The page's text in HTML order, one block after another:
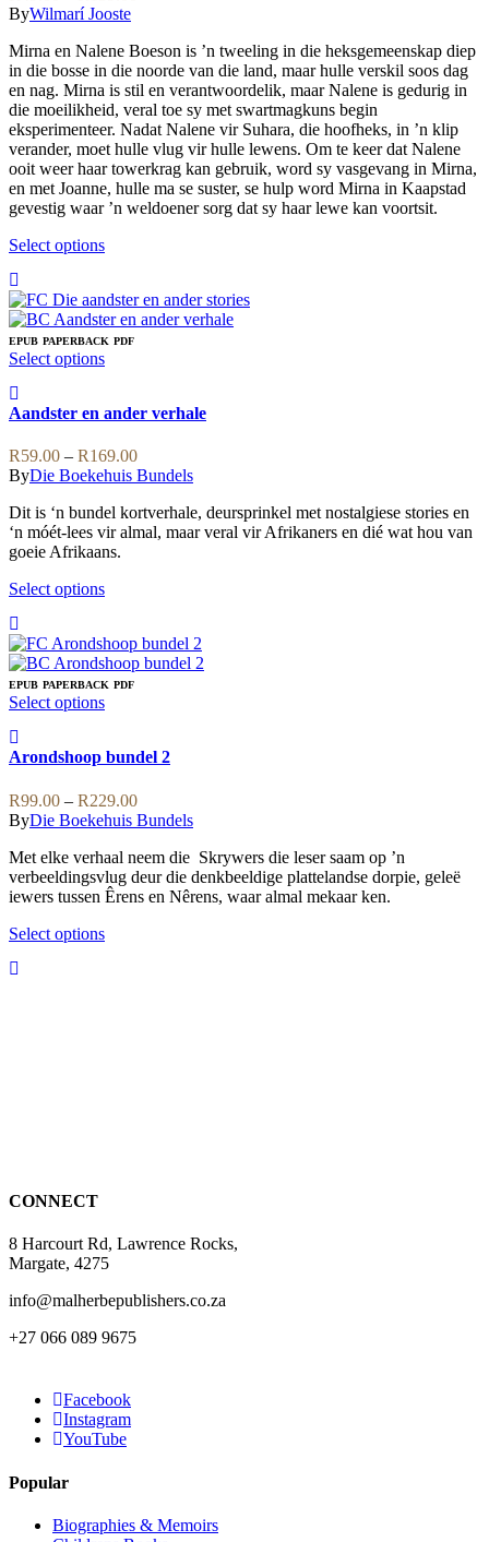
product
options
be
chosen
on
the
product
page
through
R139.00
ByWilmarí Jooste
Mirna en Nalene Boeson is ’n tweeling in die heksgemeenskap diep
in die bosse in die noorde van die land, maar hulle verskil soos dag
en nag. Mirna is stil en verantwoordelik, maar Nalene is gedurig in
die moeilikheid, veral toe sy met swartmagkuns begin
eksperimenteer. Nadat Nalene vir Suhara, die hoofheks, in ’n klip
verander, moet hulle vlug vir hulle lewens. Om te keer dat Nalene
ooit weer haar towerkrag kan gebruik, word sy vasgevang in Mirna,
en met Joanne, hulle ma se suster, se hulp word Mirna in Kaapstad
gevestig waar ’n weldoener sorg dat sy haar lewe kan voortsit.
Select optionsThis
multiple
variants.
The
options
chosen
the
product
EPUB PAPERBACK PDF
Select optionsThis
multiple
The
options
be
chosen
on
product
Aandster en ander verhale
R59.00 – R169.00Price
range:
through
R169.00
ByDie Boekehuis Bundels
Dit is ‘n bundel kortverhale, deursprinkel met nostalgiese stories en
‘n móét-lees vir almal, maar veral vir Afrikaners en dié wat hou van
goeie Afrikaans.
Select optionsThis
multiple
variants.
The
options
chosen
the
product
EPUB PAPERBACK PDF
Select optionsThis
multiple
The
options
be
chosen
on
product
Arondshoop bundel 2
R99.00 – R229.00Price
range:
through
R229.00
ByDie Boekehuis Bundels
Met elke verhaal neem die Skrywers die leser saam op ’n
verbeeldingsvlug deur die denkbeeldige plattelandse dorpie, geleë
iewers tussen Êrens en Nêrens, waar almal mekaar ken.
Select optionsThis
CONNECT
8 Harcourt Rd, Lawrence Rocks,
Margate, 4275
info@malherbepublishers.co.za
+27 066 089 9675
Facebook
Instagram
YouTube
Popular
Biographies & Memoirs